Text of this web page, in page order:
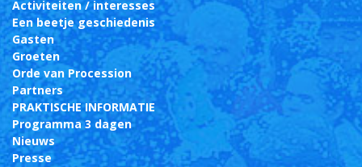
Activiteiten / interesses
Een beetje geschiedenis
Gasten
Groeten
Orde van Procession
Partners
PRAKTISCHE INFORMATIE
Programma 3 dagen
Nieuws
Presse